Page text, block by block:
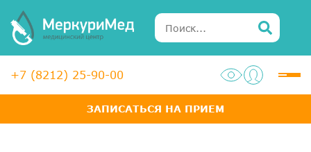
+7 (8212) 25-90-00
ЗАПИСАТЬСЯ НА ПРИЕМ
Услуги